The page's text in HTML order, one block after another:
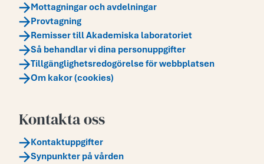
Mottagningar och avdelningar
Provtagning
Remisser till Akademiska laboratoriet
Så behandlar vi dina personuppgifter
Tillgänglighetsredogörelse för webbplatsen
Om kakor (cookies)
Kontakta oss
Kontaktuppgifter
Synpunkter på vården